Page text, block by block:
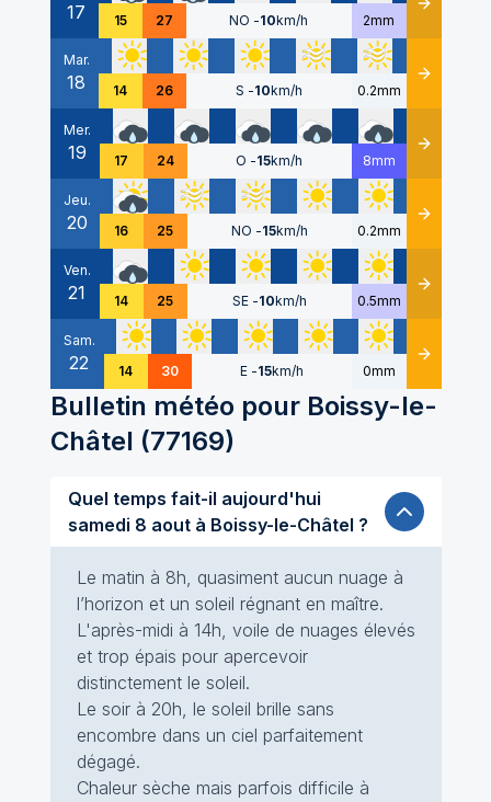
17 15 27 NO -10km/h 2mm Détails
Mar.
18 14 26 S -10km/h 0.2mm Détails
Mer.
19 17 24 O -15km/h 8mm Détails
Jeu.
20 16 25 NO -15km/h 0.2mm Détails
Ven.
21 14 25 SE -10km/h 0.5mm Détails
Sam.
22 14 30 E -15km/h 0mm Détails
Bulletin météo pour Boissy-le-
Châtel (77169)
Quel temps fait-il aujourd'hui
samedi 8 aout à Boissy-le-Châtel ?
Le matin à 8h, quasiment aucun nuage à
l’horizon et un soleil régnant en maître.
L'après-midi à 14h, voile de nuages élevés
et trop épais pour apercevoir
distinctement le soleil.
Le soir à 20h, le soleil brille sans
encombre dans un ciel parfaitement
dégagé.
Chaleur sèche mais parfois difficile à